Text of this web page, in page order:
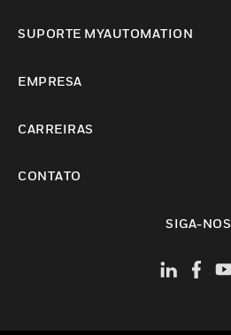
SUPORTE MYAUTOMATION
EMPRESA
CARREIRAS
CONTATO
SIGA-NOS